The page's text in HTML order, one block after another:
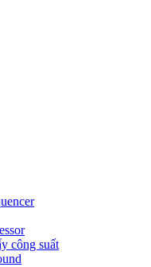
công suất